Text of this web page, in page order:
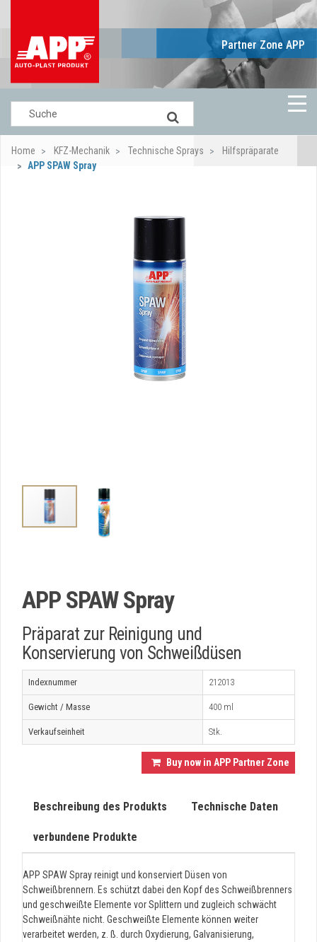
Partner Zone APP
Home KFZ-Mechanik Technische Sprays
Hilfspräparate
APP SPAW Spray
APP SPAW Spray
Präparat zur Reinigung und
Konservierung von Schweißdüsen
Indexnummer 212013
Gewicht / Masse 400 ml
Verkaufseinheit Stk.
Buy now in APP Partner Zone
Beschreibung des Produkts Technische Daten
verbundene Produkte
APP SPAW Spray reinigt und konserviert Düsen von
Schweißbrennern. Es schützt dabei den Kopf des Schweißbrenners
und geschweißte Elemente vor Splittern und zugleich schwächt
Schweißnähte nicht. Geschweißte Elemente können weiter
verarbeitet werden, z. ß. durch Oxydierung, Galvanisierung,